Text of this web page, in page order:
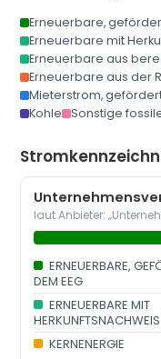
Erneuerbare,
Erneuerbare mit
Erneuerbare aus
Erneuerbare aus der
Mieterstrom,
Kohle Sonstige
laut Anbieter:
ERNEUERBARE,
DEM EEG
ERNEUERBARE MIT
KERNENERGIE